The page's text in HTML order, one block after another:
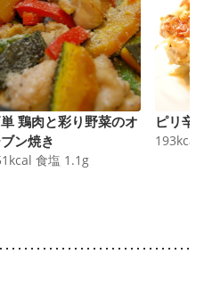
鶏肉と彩り野菜のオ
ン焼き
kcal 食塩 1.1 g
ピリ辛
193kcal